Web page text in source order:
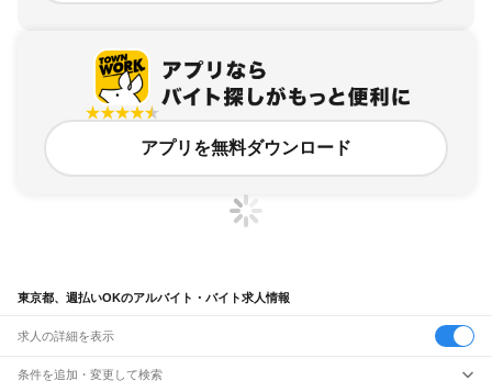
アプリを無料ダウンロード
東京都、週払いOKのアルバイト・バイト求人情報
求人の詳細を表示
条件を追加・変更して検索